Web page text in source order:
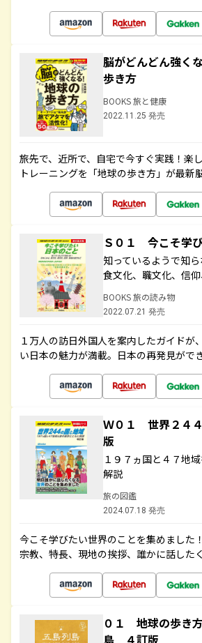
脳がどんどん強く
歩き方
BOOKS 旅と健康
2022.11.25 発売
旅先で、近所で、自宅で今すぐ実践！楽
トレーニングを「地球の歩き方」が最新
Ｓ０１ 今こそ学
知っているようで知
食文化、職文化、信
BOOKS 旅の読み物
2022.07.21 発売
１万人の訪日外国人を案内したガイドが
い日本の魅力が満載。日本の再発見がで
Ｗ０１ 世界２４
版
１９７ヵ国と４７地
解説
旅の図鑑
2024.07.18 発売
今こそ学びたい世界のことを集めました
宗教、特長、現地の挨拶、誰かに話した
０１ 地球の歩
島 ４訂版